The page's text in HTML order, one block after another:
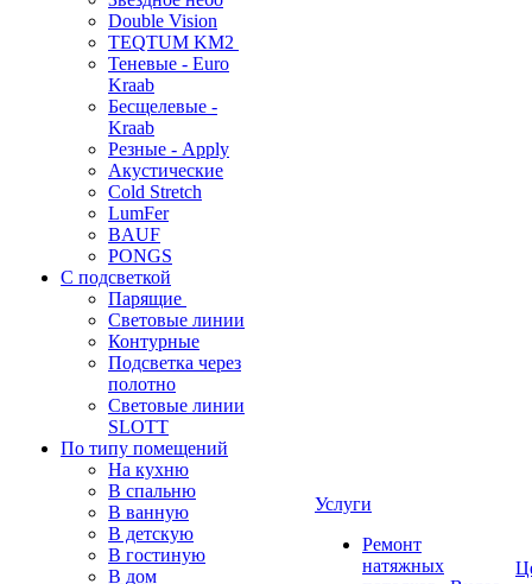
Double Vision
TEQTUM KM2
Теневые - Euro
Kraab
Бесщелевые -
Kraab
Резные - Apply
Акустические
Cold Stretch
LumFer
BAUF
PONGS
С подсветкой
Парящие
Световые линии
Контурные
Подсветка через
полотно
Световые линии
SLOTT
По типу помещений
На кухню
В спальню
В ванную
В детскую
В гостиную
В дом
Услуги
Ремонт
натяжных